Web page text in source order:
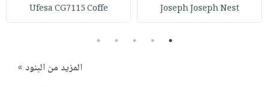
Joseph Joseph Nest
Ufesa CG7115 Coffe
1
2
3
4
5
المزيد من البنود »